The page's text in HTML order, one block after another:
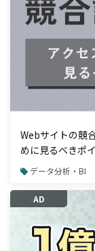
Webサイトの競
めに見るべきポ
データ分析・BI
AD